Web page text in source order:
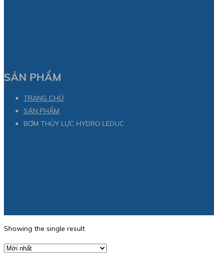
SẢN PHẨM
TRANG CHỦ
SẢN PHẨM
BƠM THỦY LỰC HYDRO LEDUC
Showing the single result